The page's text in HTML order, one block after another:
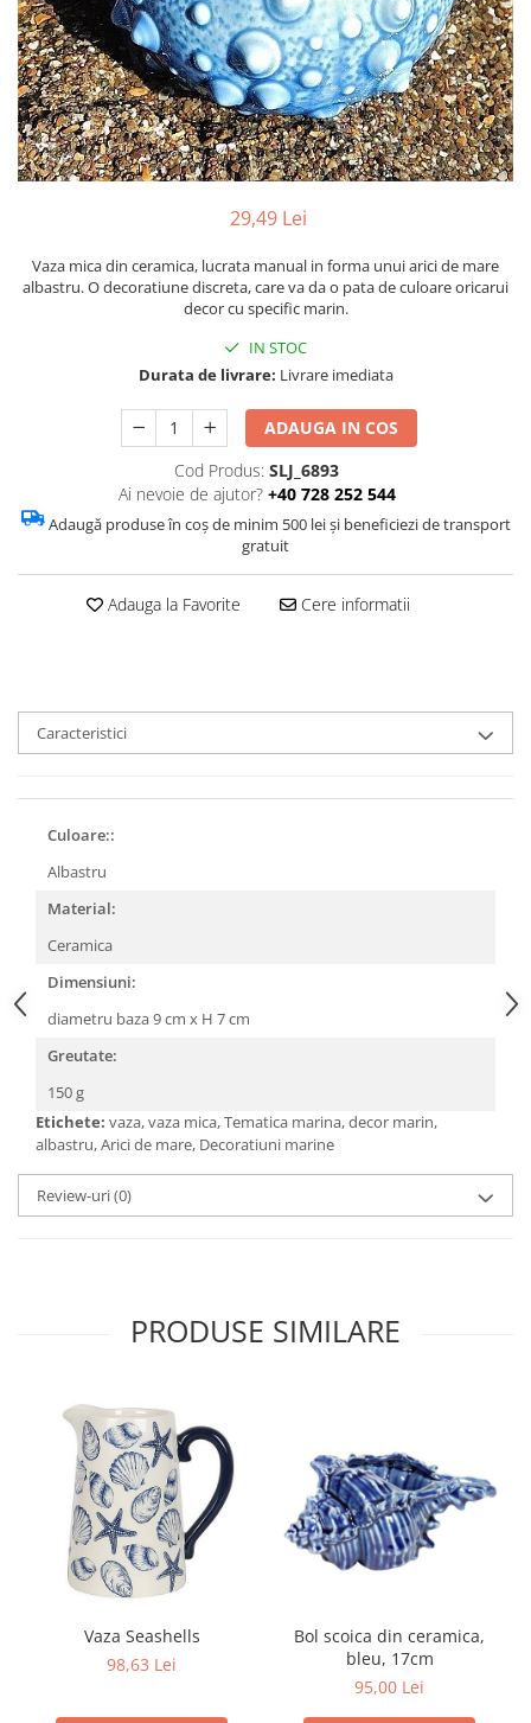
Barci, vapoare, ambarcatiuni
Pesti
Decoratiuni care se agata
Tablouri
29,49 Lei
Vaza mica din ceramica, lucrata manual in forma unui arici de mare
albastru. O decoratiune discreta, care va da o pata de culoare oricarui
decor cu specific marin.
IN STOC
Durata de livrare: Livrare imediata
ADAUGA IN COS
Cod Produs: SLJ_6893
Ai nevoie de ajutor? +40 728 252 544
Adaugă produse în coș de minim 500 lei și beneficiezi de transport
gratuit
Adauga la Favorite Cere informatii
Caracteristici
Culoare::
Albastru
Material:
Ceramica
Dimensiuni:
diametru baza 9 cm x H 7 cm
Greutate:
150 g
Etichete: vaza, vaza mica, Tematica marina, decor marin,
albastru, Arici de mare, Decoratiuni marine
Review-uri(0)
PRODUSE SIMILARE
Vaza Seashells
98,63 Lei
Bol scoica din ceramica,
bleu, 17cm
95,00 Lei